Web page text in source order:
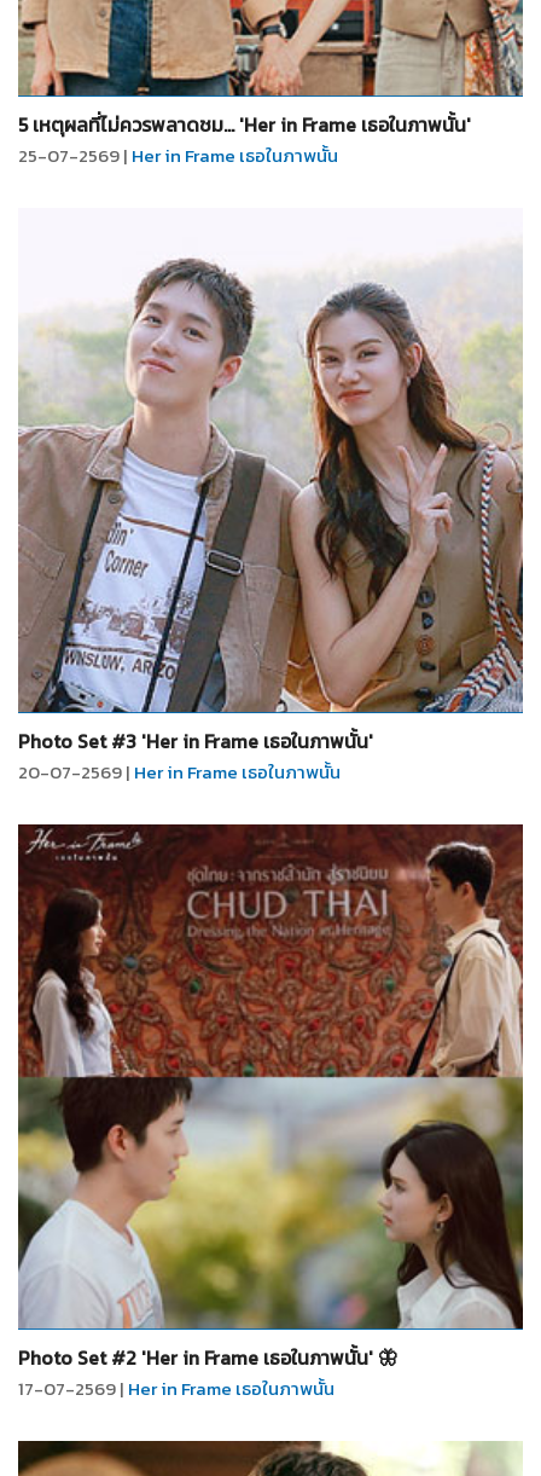
จำนวน8รูป
5 เหตุผลที่ไม่ควรพลาดชม... 'Her in Frame เธอในภาพนั้น'
25-07-2569 | Her in Frame เธอในภาพนั้น
จำนวน5รูป
Photo Set #3 'Her in Frame เธอในภาพนั้น'
20-07-2569 | Her in Frame เธอในภาพนั้น
จำนวน5รูป
Photo Set #2 'Her in Frame เธอในภาพนั้น' 🦋
17-07-2569 | Her in Frame เธอในภาพนั้น